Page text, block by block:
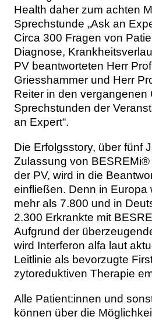
Health daher zum achten
Sprechstunde „Ask an
Circa 300 Fragen von
Diagnose,
PV beantworteten Herr
Griesshammer und Herr
Reiter in den vergangenen
Sprechstunden der
an Expert“.
Die Erfolgsstory, über fünf
Zulassung von
der PV, wird in die
einfließen. Denn in Europa
mehr als 7.800 und in
2.300 Erkrankte mit
Aufgrund der
wird Interferon alfa laut
Leitlinie als bevorzugte
zytoreduktiven Therapie
Alle Patient:innen und
können über die